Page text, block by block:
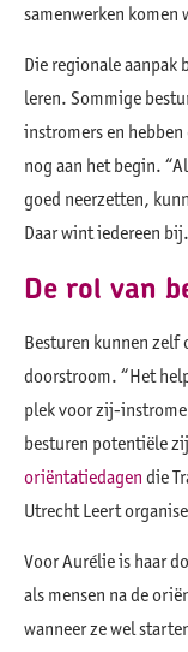
samenwerken komen
Die regionale aanpak
leren. Sommige
instromers en
nog aan het begin.
goed neerzetten,
Daar wint iedereen
De rol van
Besturen kunnen zelf
doorstroom. “Het
plek voor zij-
besturen potentiële
oriëntatiedagen die
Utrecht Leert
Voor Aurélie is haar
als mensen na de
wanneer ze wel